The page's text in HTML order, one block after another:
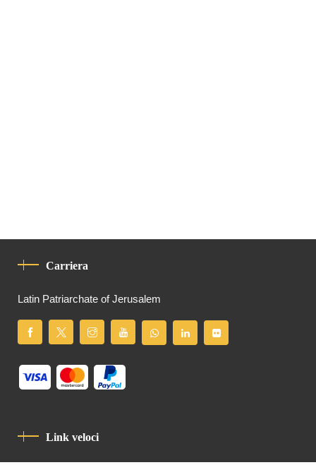
Carriera
Latin Patriarchate of Jerusalem
Link veloci